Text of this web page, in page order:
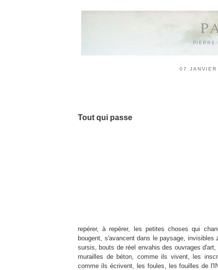
07
Tout qui passe
repérer, à repérer, les petites choses qui
bougent, s'avancent dans le paysage, invisibles
sursis, bouts de réel envahis des ouvrages
murailles de béton, comme ils vivent, les
comme ils écrivent, les foules, les fouilles de